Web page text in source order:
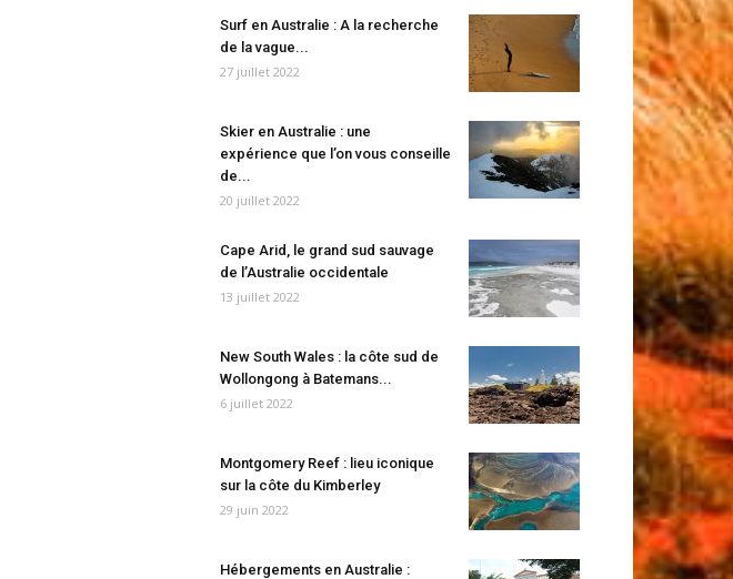
Surf en Australie : A la recherche
de la vague...
27 juillet 2022
Skier en Australie : une
expérience que l’on vous conseille
de...
20 juillet 2022
Cape Arid, le grand sud sauvage
de l’Australie occidentale
13 juillet 2022
New South Wales : la côte sud de
Wollongong à Batemans...
6 juillet 2022
Montgomery Reef : lieu iconique
sur la côte du Kimberley
29 juin 2022
Hébergements en Australie :